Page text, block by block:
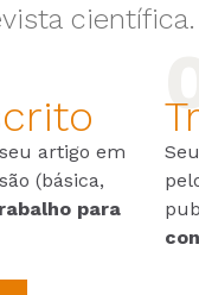
científica.
artigo em
(básica,
para